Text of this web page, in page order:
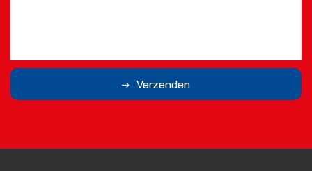
Verzenden